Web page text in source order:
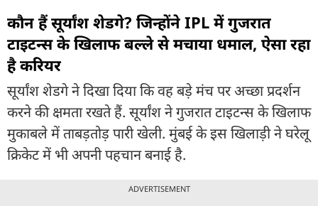
कौन हैं सूर्यांश शेडगे? जिन्होंने IPL में गुजरात
टाइटन्स के खिलाफ बल्ले से मचाया धमाल, ऐसा रहा
है करियर
सूर्यांश शेडगे ने दिखा दिया कि वह बड़े मंच पर अच्छा प्रदर्शन
करने की क्षमता रखते हैं. सूर्यांश ने गुजरात टाइटन्स के खिलाफ
मुकाबले में ताबड़तोड़ पारी खेली. मुंबई के इस खिलाड़ी ने घरेलू
क्रिकेट में भी अपनी पहचान बनाई है.
ADVERTISEMENT